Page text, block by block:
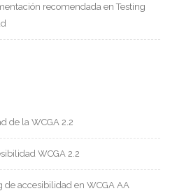
recomendada en Testing
de la WCGA 2.2
WCGA 2.2
de accesibilidad en WCGA AA